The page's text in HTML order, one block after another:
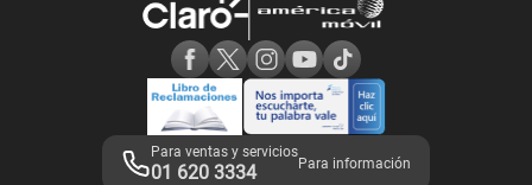
Adquirientes iPhone 6, 6S y SE
Mensaje de Seguridad
Términos y Condiciones de Tienda Claro
Libro de Reclamaciones
Legales de marketplace
Para ventas y servicios
01 620 3334 Para información